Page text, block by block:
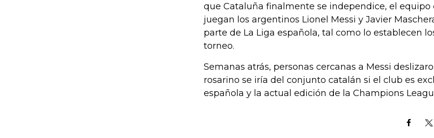
que Cataluña finalmente se independice, el equipo
juegan los argentinos Lionel Messi y Javier
parte de La Liga española, tal como lo establecen
torneo.
Semanas atrás, personas cercanas a Messi
rosarino se iría del conjunto catalán si el club es
española y la actual edición de la Champions